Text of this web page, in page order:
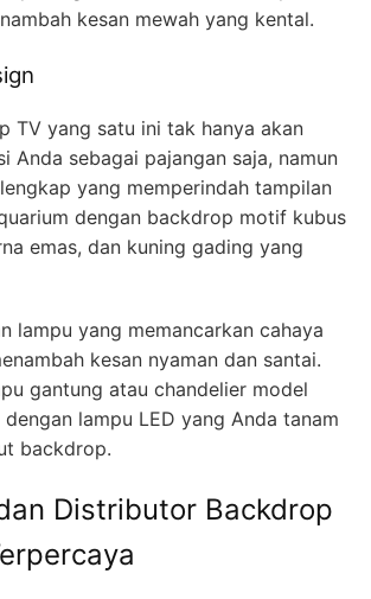
kesan mewah yang kental.
TV yang satu ini tak hanya akan
Anda sebagai pajangan saja, namun
yang memperindah tampilan
dengan backdrop motif kubus
emas, dan kuning gading yang
lampu yang memancarkan cahaya
kesan nyaman dan santai.
gantung atau chandelier model
dengan lampu LED yang Anda tanam
backdrop.
Distributor Backdrop